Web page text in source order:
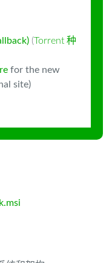
(Torrent 种
for the new
site)